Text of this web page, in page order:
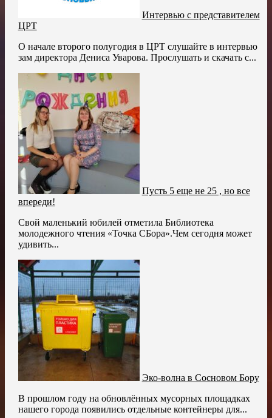
Интервью с представителем
ЦРТ
О начале второго полугодия в ЦРТ слушайте в интервью
зам директора Дениса Уварова. Прослушать и скачать с...
Пусть 5 еще не 25 , но все
впереди!
Свой маленький юбилей отметила Библиотека
молодежного чтения «Точка СБора».Чем сегодня может
удивить...
Эко-волна в Сосновом Бору
В прошлом году на обновлённых мусорных площадках
нашего города появились отдельные контейнеры для...